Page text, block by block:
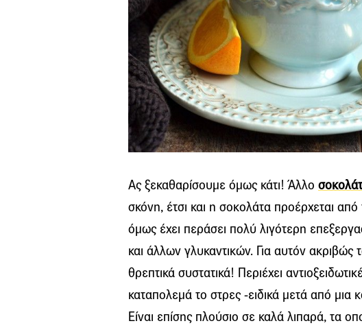
Ας ξεκαθαρίσουμε όμως κάτι! Άλλο
σκόνη, έτσι και η σοκολάτα προέρχεται
όμως έχει περάσει πολύ λιγότερη
και άλλων γλυκαντικών. Για αυτόν ακριβώς
θρεπτικά συστατικά! Περιέχει
καταπολεμά το στρες -ειδικά μετά από μια
Είναι επίσης πλούσιο σε καλά λιπαρά, τα